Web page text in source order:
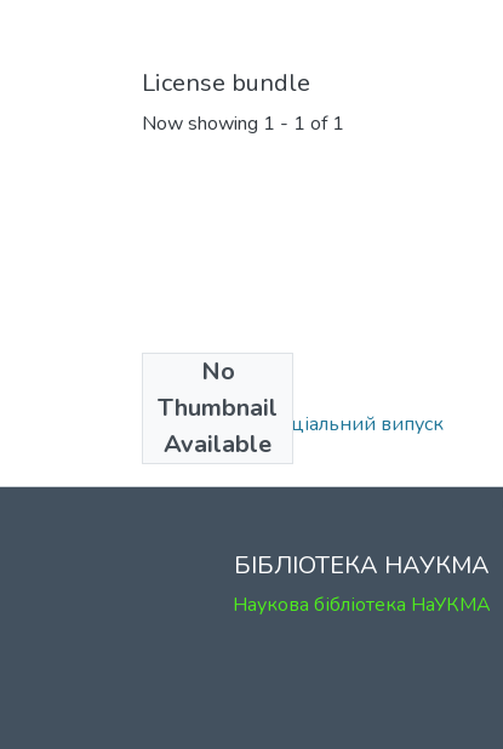
License bundle
Now showing 1 - 1 of 1
No
Thumbnail
Available
Collections
018 (1): Ч. 2: Спеціальний випуск
БІБЛІОТЕКА НАУКМА
Наукова бібліотека НаУКМА